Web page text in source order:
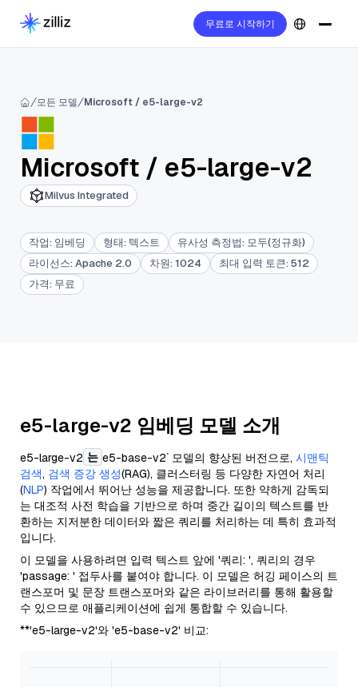
무료로 시작하기
모든 모델 Microsoft / e5-large-v2
Microsoft / e5-large-v2
Milvus Integrated
작업: 임베딩 형태: 텍스트 유사성 측정법: 모두(정규화)
라이선스: Apache 2.0 차원: 1024 최대 입력 토큰: 512
가격: 무료
e5-large-v2 임베딩 모델 소개
e5-large-v2 는 e5-base-v2` 모델의 향상된 버전으로, 시맨틱
검색, 검색 증강 생성(RAG), 클러스터링 등 다양한 자연어 처리
(NLP) 작업에서 뛰어난 성능을 제공합니다. 또한 약하게 감독되
는 대조적 사전 학습을 기반으로 하며 중간 길이의 텍스트를 반
환하는 지저분한 데이터와 짧은 쿼리를 처리하는 데 특히 효과적
입니다.
이 모델을 사용하려면 입력 텍스트 앞에 '쿼리: ', 쿼리의 경우
'passage: ' 접두사를 붙여야 합니다. 이 모델은 허깅 페이스의 트
랜스포머 및 문장 트랜스포머와 같은 라이브러리를 통해 활용할
수 있으므로 애플리케이션에 쉽게 통합할 수 있습니다.
**'e5-large-v2'와 'e5-base-v2' 비교: